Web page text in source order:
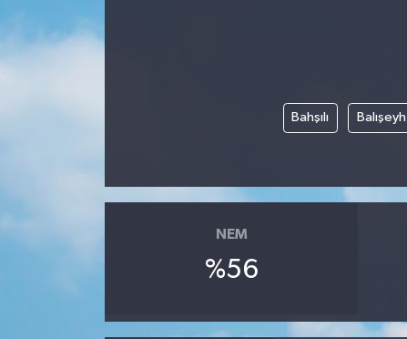
Bahşılı Balışeyh
NEM
%56
Siyaset